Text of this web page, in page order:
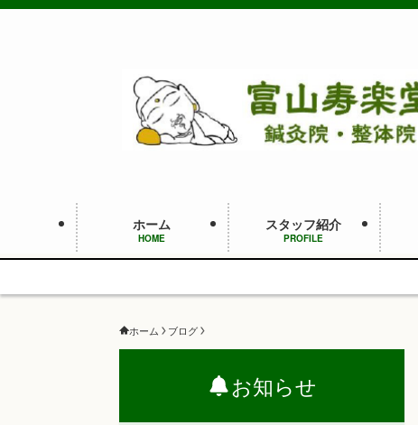
ホーム
HOME
スタッフ紹介
PROFILE
ホーム ブログ
お知らせ